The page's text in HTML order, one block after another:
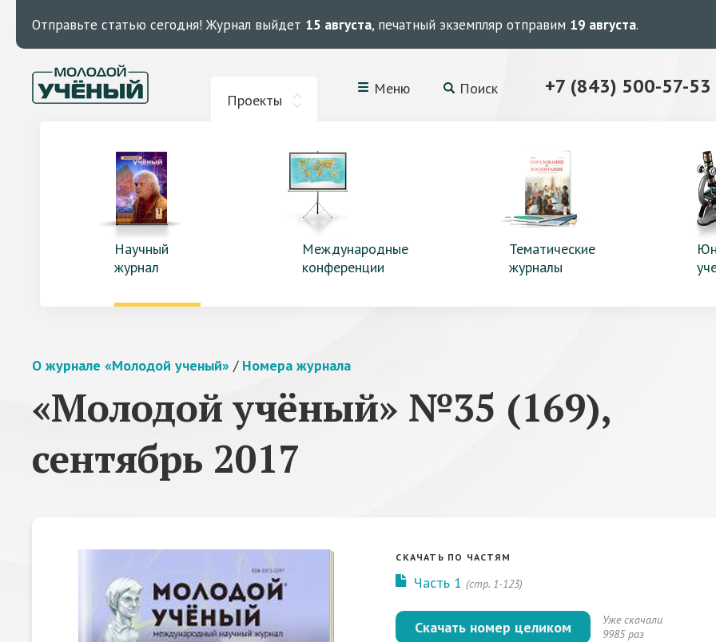
Отправьте статью сегодня! Журнал выйдет 15 августа, печатный экземпляр отправим 19 августа.
Проекты
Меню Поиск +7 (843) 500-57-53
Научный
журнал
Международные
конференции
Тематические
журналы
О журнале «Молодой ученый» / Номера журнала
«Молодой учёный» №35 (169),
сентябрь 2017
СКАЧАТЬ ПО ЧАСТЯМ
Часть 1 (стр. 1-123)
Скачать номер целиком
Уже скачали
9985 раз